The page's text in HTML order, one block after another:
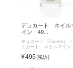
デュカート ネイル
イン 49...
デュカート（Ducato）
ュカート ネイルマイン
495